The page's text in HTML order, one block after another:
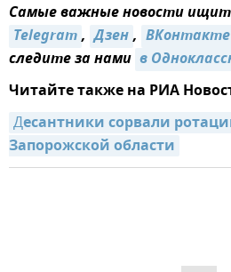
Самые важные новости
Telegram, Дзен, ВКонтакте
следите за нами в
Читайте также на РИА
Десантники сорвали
Запорожской области